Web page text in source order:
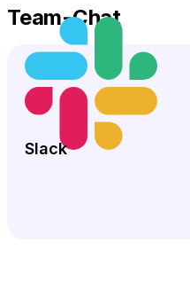
Team-Chat
Slack